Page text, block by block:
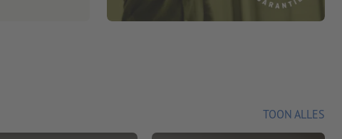
TOON ALLES